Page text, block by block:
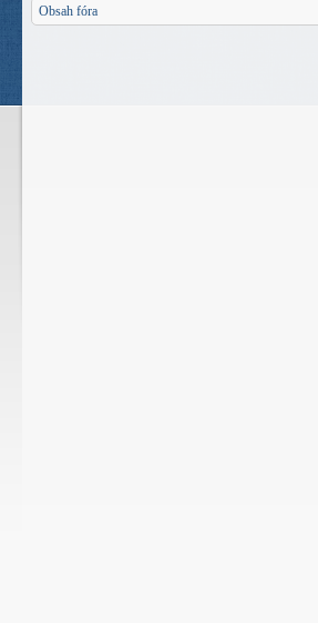
Obsah fóra